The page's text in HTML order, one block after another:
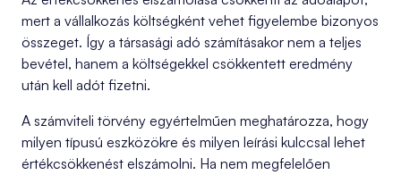
mert a vállalkozás költségként vehet figyelembe bizonyos
összeget. Így a társasági adó számításakor nem a teljes
bevétel, hanem a költségekkel csökkentett eredmény
után kell adót fizetni.
A számviteli törvény egyértelműen meghatározza, hogy
milyen típusú eszközökre és milyen leírási kulccsal lehet
értékcsökkenést elszámolni. Ha nem megfelelően